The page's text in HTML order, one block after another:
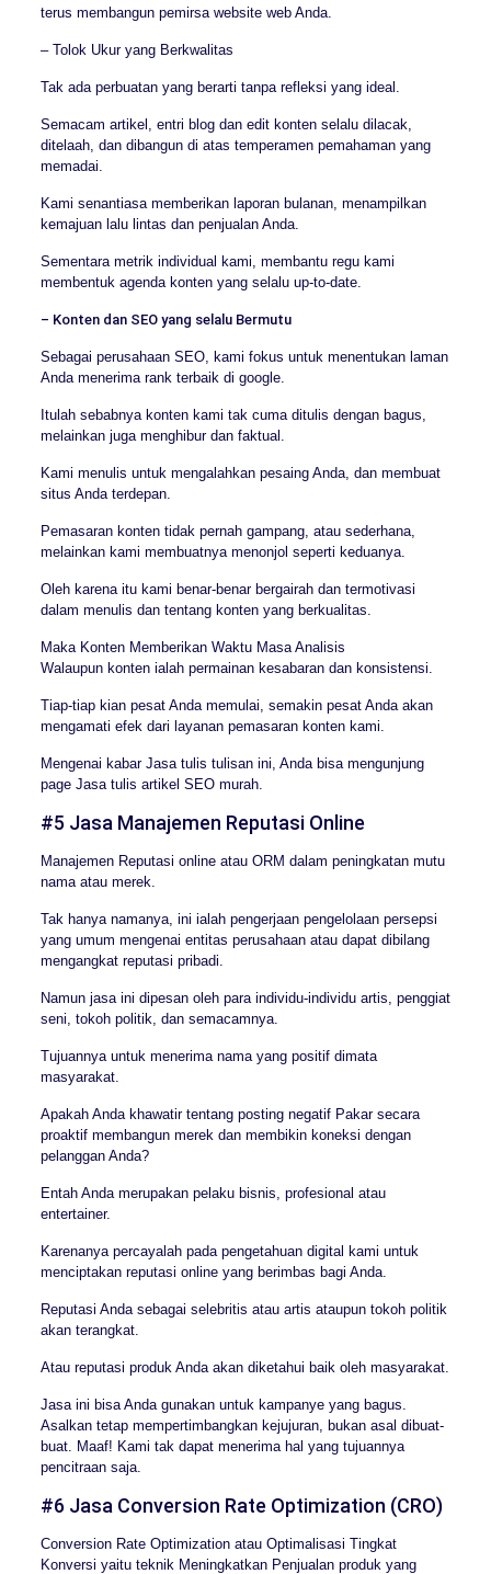
terus membangun pemirsa website web Anda.
– Tolok Ukur yang Berkwalitas
Tak ada perbuatan yang berarti tanpa refleksi yang ideal.
Semacam artikel, entri blog dan edit konten selalu dilacak,
ditelaah, dan dibangun di atas temperamen pemahaman yang
memadai.
Kami senantiasa memberikan laporan bulanan, menampilkan
kemajuan lalu lintas dan penjualan Anda.
Sementara metrik individual kami, membantu regu kami
membentuk agenda konten yang selalu up-to-date.
– Konten dan SEO yang selalu Bermutu
Sebagai perusahaan SEO, kami fokus untuk menentukan laman
Anda menerima rank terbaik di google.
Itulah sebabnya konten kami tak cuma ditulis dengan bagus,
melainkan juga menghibur dan faktual.
Kami menulis untuk mengalahkan pesaing Anda, dan membuat
situs Anda terdepan.
Pemasaran konten tidak pernah gampang, atau sederhana,
melainkan kami membuatnya menonjol seperti keduanya.
Oleh karena itu kami benar-benar bergairah dan termotivasi
dalam menulis dan tentang konten yang berkualitas.
Maka Konten Memberikan Waktu Masa Analisis
Walaupun konten ialah permainan kesabaran dan konsistensi.
Tiap-tiap kian pesat Anda memulai, semakin pesat Anda akan
mengamati efek dari layanan pemasaran konten kami.
Mengenai kabar Jasa tulis tulisan ini, Anda bisa mengunjung
page Jasa tulis artikel SEO murah.
#5 Jasa Manajemen Reputasi Online
Manajemen Reputasi online atau ORM dalam peningkatan mutu
nama atau merek.
Tak hanya namanya, ini ialah pengerjaan pengelolaan persepsi
yang umum mengenai entitas perusahaan atau dapat dibilang
mengangkat reputasi pribadi.
Namun jasa ini dipesan oleh para individu-individu artis, penggiat
seni, tokoh politik, dan semacamnya.
Tujuannya untuk menerima nama yang positif dimata
masyarakat.
Apakah Anda khawatir tentang posting negatif Pakar secara
proaktif membangun merek dan membikin koneksi dengan
pelanggan Anda?
Entah Anda merupakan pelaku bisnis, profesional atau
entertainer.
Karenanya percayalah pada pengetahuan digital kami untuk
menciptakan reputasi online yang berimbas bagi Anda.
Reputasi Anda sebagai selebritis atau artis ataupun tokoh politik
akan terangkat.
Atau reputasi produk Anda akan diketahui baik oleh masyarakat.
Jasa ini bisa Anda gunakan untuk kampanye yang bagus.
Asalkan tetap mempertimbangkan kejujuran, bukan asal dibuat-
buat. Maaf! Kami tak dapat menerima hal yang tujuannya
pencitraan saja.
#6 Jasa Conversion Rate Optimization (CRO)
Conversion Rate Optimization atau Optimalisasi Tingkat
Konversi yaitu teknik Meningkatkan Penjualan produk yang